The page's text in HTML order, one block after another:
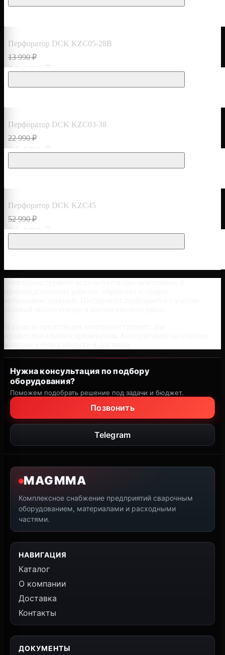
Перфоратор DCK KZC05-28B
13 990 ₽
12 990 ₽
Перфоратор DCK KZC03-38
22 990 ₽
21 990 ₽
Перфоратор DCK KZC45
52 990 ₽
51 990 ₽
Нужна консультация по подбору
оборудования?
Поможем подобрать решение под задачи и бюджет.
Позвонить
Telegram
MAGMMA
Комплексное снабжение предприятий сварочным
оборудованием, материалами и расходными
частями.
НАВИГАЦИЯ
Каталог
О компании
Доставка
Контакты
ДОКУМЕНТЫ